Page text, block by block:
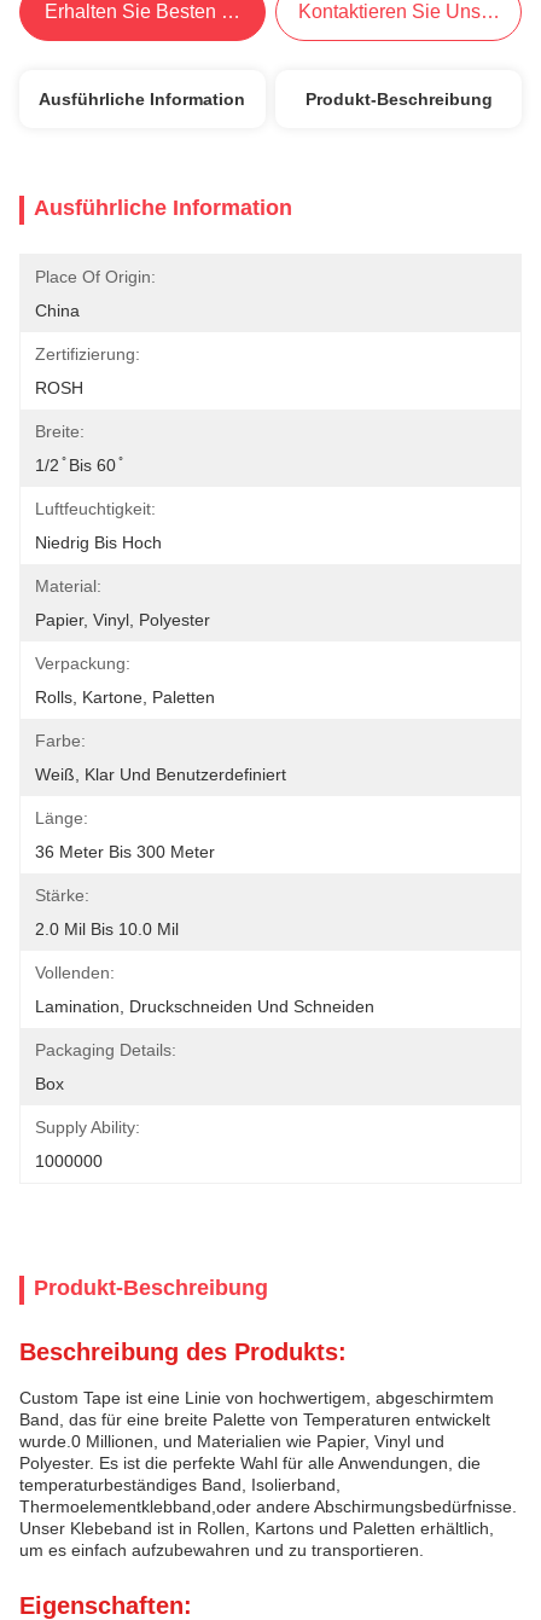
Erhalten Sie Besten Preis Kontaktieren Sie Uns Jetzt
Ausführliche Information Produkt-Beschreibung
Ausführliche Information
Place Of Origin:
China
Zertifizierung:
ROSH
Breite:
1/2 ̊ Bis 60 ̊
Luftfeuchtigkeit:
Niedrig Bis Hoch
Material:
Papier, Vinyl, Polyester
Verpackung:
Rolls, Kartone, Paletten
Farbe:
Weiß, Klar Und Benutzerdefiniert
Länge:
36 Meter Bis 300 Meter
Stärke:
2.0 Mil Bis 10.0 Mil
Vollenden:
Lamination, Druckschneiden Und Schneiden
Packaging Details:
Box
Supply Ability:
1000000
Produkt-Beschreibung
Beschreibung des Produkts:
Custom Tape ist eine Linie von hochwertigem, abgeschirmtem
Band, das für eine breite Palette von Temperaturen entwickelt
wurde.0 Millionen, und Materialien wie Papier, Vinyl und
Polyester. Es ist die perfekte Wahl für alle Anwendungen, die
temperaturbeständiges Band, Isolierband,
Thermoelementklebband,oder andere Abschirmungsbedürfnisse.
Unser Klebeband ist in Rollen, Kartons und Paletten erhältlich,
um es einfach aufzubewahren und zu transportieren.
Eigenschaften: